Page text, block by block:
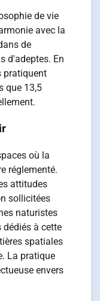
de vie
avec la
de
d'adeptes. En
pratiquent
que 13,5
où la
réglementé.
attitudes
sollicitées
naturistes
à cette
spatiales
La pratique
envers